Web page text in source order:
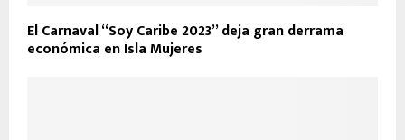
El Carnaval “Soy Caribe 2023” deja gran derrama
económica en Isla Mujeres